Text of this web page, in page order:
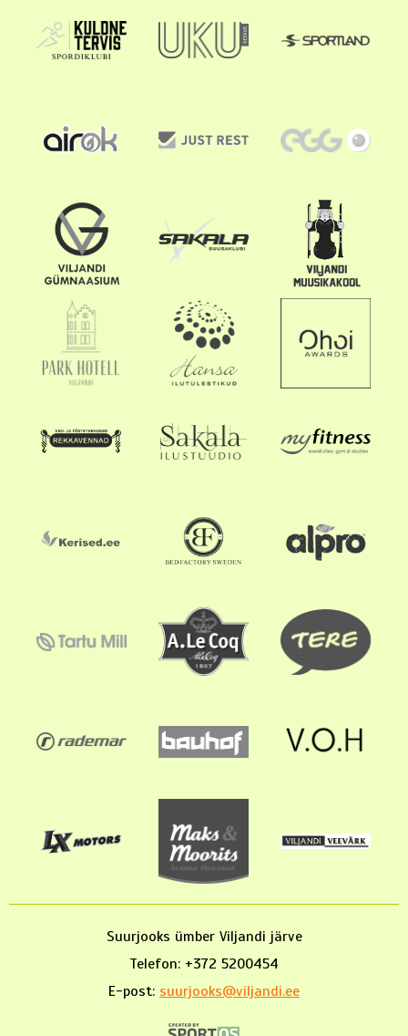
Suurjooks ümber Viljandi järve
Telefon: +372 5200454
E-post: suurjooks@viljandi.ee